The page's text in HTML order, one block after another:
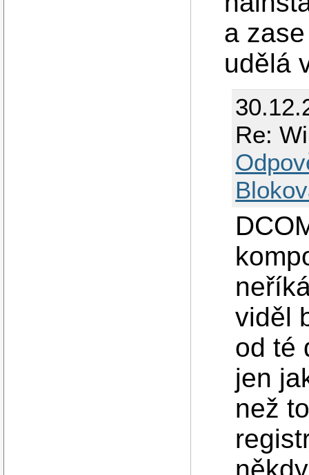
a
udělá
Re:
viděl
od té
jen
než